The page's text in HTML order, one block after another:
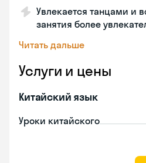
Увлекается танцами и
занятия более
Читать дальше
Услуги и цены
Китайский язык
Уроки китайского